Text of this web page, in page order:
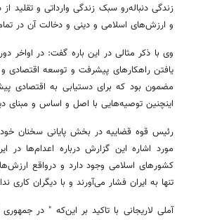
زندگی دنباله‌رو سبک زندگی وارداتی و تقلید
و ارزش‌های اسلامی و دینی و دخالت آن در
وی با ذکر مثالی در این باره گفت: در اواخر
مضمون بود که برای دستیابی به اقتصادی
اینچنین توصیه‌هایی با اصل و اساس و مبنای
رئیس قوه قضاییه در بخش پایانی سخنان
مورد اشاره این گزارش درباره اعدام‌ها در
کشورهای اسلامی وجود دارد و درواقع
تنها به ایران فشار می‌آورند و با دیگران کاری
آملی لاریجانی با تاکید بر این‌که " در